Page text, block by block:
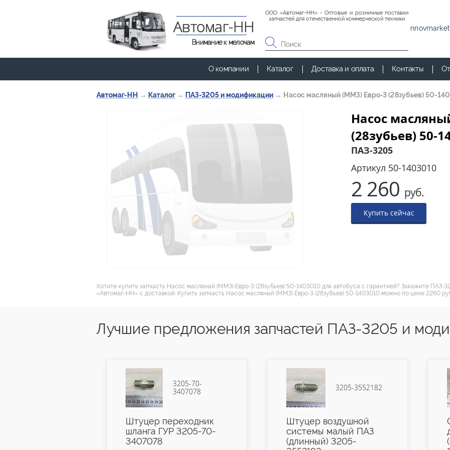
Автомаг-НН → Каталог → ПАЗ-3205 и модификации → Насос масляный (ММЗ) Евро-3 (28зубьев) 50-
Насос
(28зубьев) 50-
ПАЗ-3205
Артикул 50-1403010
2 260 руб.
Купить сейчас
Хотите купить запчасть Насос масляный (ММЗ) Евро-3 (28зубьев) 50-1403010 для автобуса с гарантией? Закажите ПАЗ-
«Автомаг-НН» с доставкой. Купить запчасть Насос масляный (ММЗ) Евро-3 (28зубьев) 50-1403010 можно по цене 2260
Лучшие предложения запчастей ПАЗ-3205 и
3205-70-
3407078
Штуцер переходник
шланга ГУР 3205-70-
3407078
3205-3552182
Штуцер воздушной
системы малый ПАЗ
(длинный) 3205-
Автомаг-НН
Внимание к мелочам
ООО «Автомаг-НН» - Оптовые и розничные поставки
запчастей для отечественной коммерческой техники
nnovmarket
О компании Каталог Доставка и оплата Контакты